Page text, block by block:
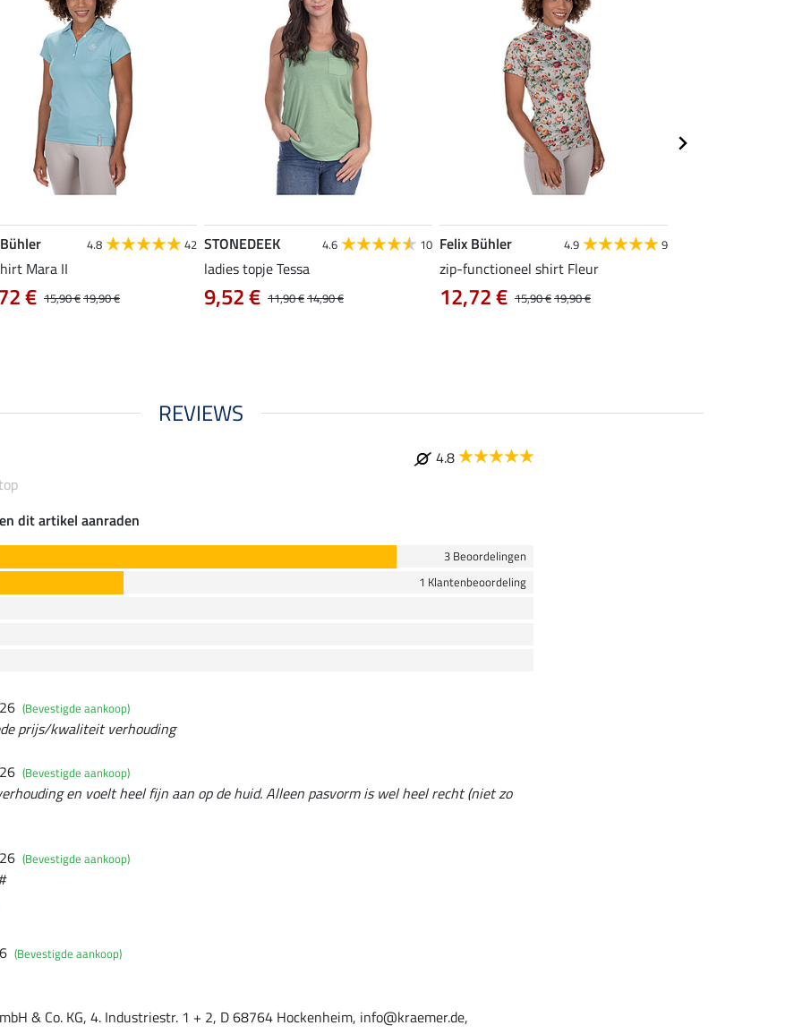
4.8 42
Mara II
15,90 €19,90 €
€
STONEDEEK 4.6 10
ladies topje Tessa
11,90 €14,90 €
9,52 €
Felix Bühler 4.9 9
zip-functioneel shirt Fleur
15,90 €19,90 €
12,72 €
REVIEWS
4.8
dit artikel aanraden
3 Beoordelingen
1 Klantenbeoordeling
(Bevestigde aankoop)
prijs/kwaliteit verhouding
(Bevestigde aankoop)
en voelt heel fijn aan op de huid. Alleen pasvorm is wel heel recht (niet zo
(Bevestigde aankoop)
(Bevestigde aankoop)
& Co. KG, 4. Industriestr. 1 + 2, D 68764 Hockenheim, info@kraemer.de,